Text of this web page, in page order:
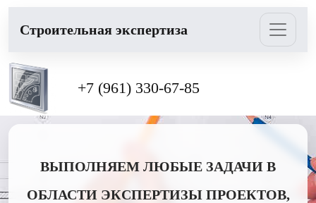
Cтроительная экспертиза
+7 (961) 330-67-85
ВЫПОЛНЯЕМ ЛЮБЫЕ ЗАДАЧИ В
ОБЛАСТИ ЭКСПЕРТИЗЫ ПРОЕКТОВ,